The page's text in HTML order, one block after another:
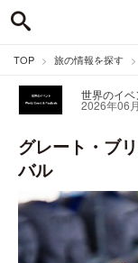
TOP 旅の情報を探す
世界のイベ
2026年06
グレート・ブ
バル